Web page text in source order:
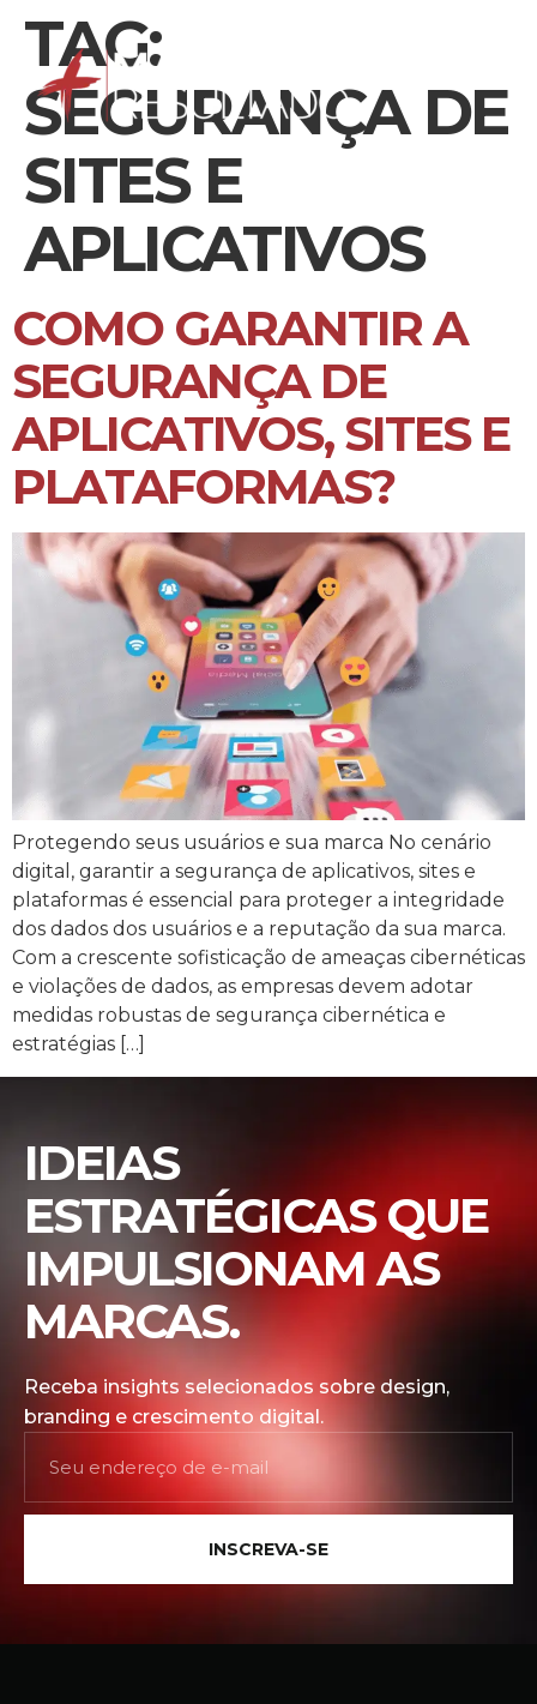
TAG:
SEGURANÇA DE
SITES E
APLICATIVOS
COMO GARANTIR A
SEGURANÇA DE
APLICATIVOS, SITES E
PLATAFORMAS?
Protegendo seus usuários e sua marca No cenário
digital, garantir a segurança de aplicativos, sites e
plataformas é essencial para proteger a integridade
dos dados dos usuários e a reputação da sua marca.
Com a crescente sofisticação de ameaças cibernéticas
e violações de dados, as empresas devem adotar
medidas robustas de segurança cibernética e
estratégias […]
IDEIAS
ESTRATÉGICAS QUE
IMPULSIONAM AS
MARCAS.
Receba insights selecionados sobre design,
branding e crescimento digital.
INSCREVA-SE